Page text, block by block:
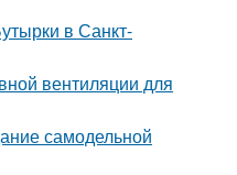
в Санкт-
вентиляции для
самодельной